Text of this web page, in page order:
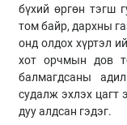
бүхий өргөн тэгш
том байр, дархны
онд олдох хүртэл
хот орчмын дов
балмагдсаны
судалж эхлэх цагт
дуу алдсан гэдэг.